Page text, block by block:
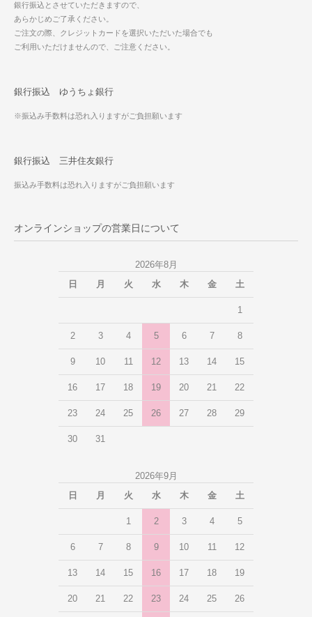
銀行振込とさせていただきますので、
あらかじめご了承ください。
ご注文の際、クレジットカードを選択いただいた場合でも
ご利用いただけませんので、ご注意ください。
銀行振込 ゆうちょ銀行
※振込み手数料は恐れ入りますがご負担願います
銀行振込 三井住友銀行
振込み手数料は恐れ入りますがご負担願います
オンラインショップの営業日について
2026年8月
日
月 火 水 木 金 土
1
2 3 4 5 6 7 8
9 10 11 12 13 14 15
16 17 18 19 20 21 22
23 24 25 26 27 28 29
30 31
2026年9月
日
月 火 水 木 金 土
1 2 3 4 5
6 7 8 9 10 11 12
13 14 15 16 17 18 19
20 21 22 23 24 25 26